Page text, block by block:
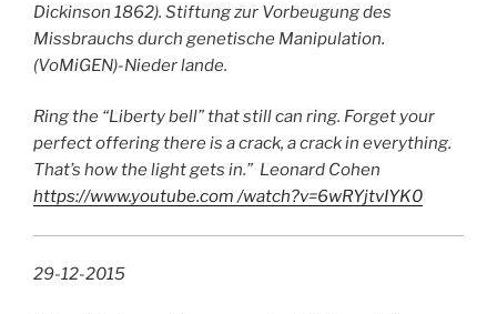
Dickinson 1862). Stiftung zur Vorbeugung des
Missbrauchs durch genetische Manipulation.
(VoMiGEN)-Nieder lande.
Ring the “Liberty bell” that still can ring. Forget your
perfect offering there is a crack, a crack in everything.
That’s how the light gets in.” Leonard Cohen
https://www.youtube.com /watch?v=6wRYjtvIYK0
29-12-2015